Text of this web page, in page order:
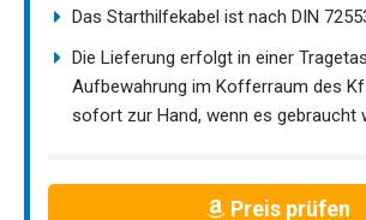
Das Starthilfekabel ist nach DIN
Die Lieferung erfolgt in einer
Aufbewahrung im Kofferraum des
sofort zur Hand, wenn es gebraucht
Preis prüfen